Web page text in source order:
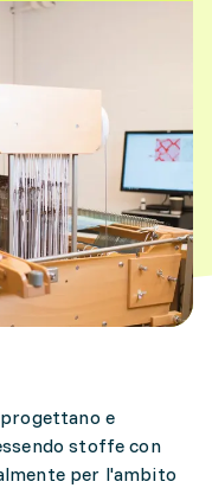
e
stoffe con
per l'ambito